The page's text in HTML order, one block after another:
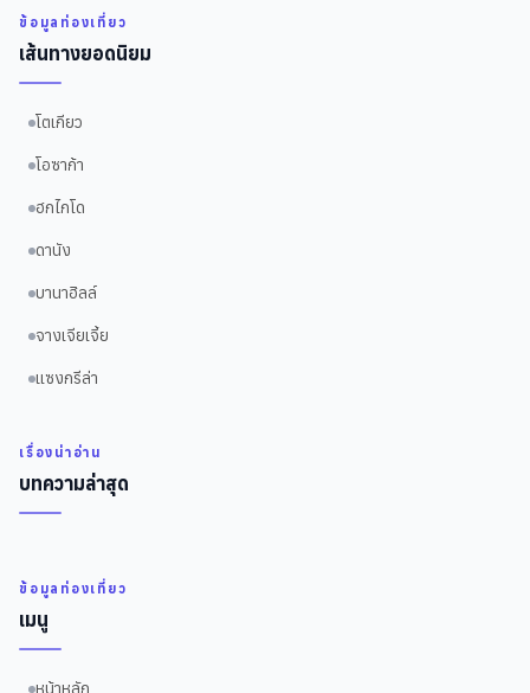
ข้อมูลท่องเที่ยว
เส้นทางยอดนิยม
โตเกียว
โอซาก้า
ฮกไกโด
ดานัง
บานาฮิลล์
จางเจียเจี้ย
แซงกรีล่า
เรื่องน่าอ่าน
บทความล่าสุด
ข้อมูลท่องเที่ยว
เมนู
หน้าหลัก